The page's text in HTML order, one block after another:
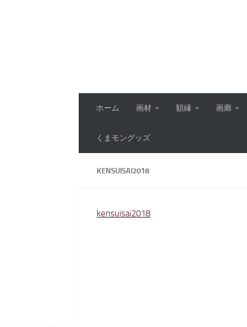
ホーム 画材 額縁 画廊
くまモングッズ
KENSUISAI2018
kensuisai2018